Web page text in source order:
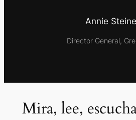
Annie
Director General,
Mira, lee,